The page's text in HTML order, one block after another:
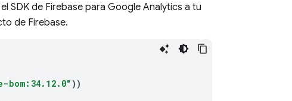
SDK de Firebase para Google Analytics a tu
de Firebase.
))